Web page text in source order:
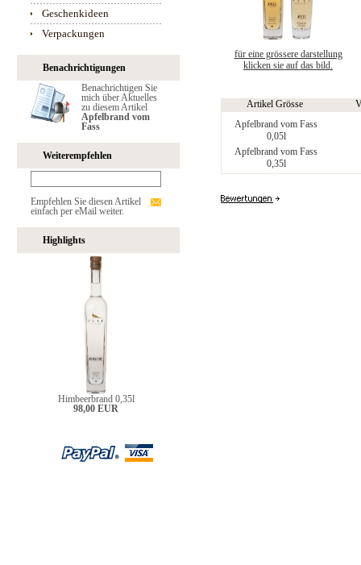
Geschenkideen
Verpackungen
Benachrichtigungen
Benachrichtigen Sie
mich über Aktuelles
zu diesem Artikel
Apfelbrand vom
Fass
Weiterempfehlen
Empfehlen Sie diesen Artikel
einfach per eMail weiter.
Highlights
Himbeerbrand 0,35l
98,00 EUR
für eine grössere darstellung
klicken sie auf das bild.
Artikel Grösse
Apfelbrand vom Fass
0,05l
Apfelbrand vom Fass
0,35l